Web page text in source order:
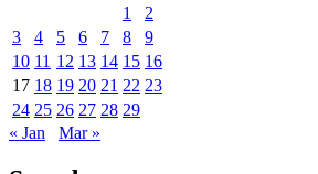
1
2
3
4 5 6 7 8
9
10 11 12 13 14 15 16
17 18 19 20 21 22 23
24 25 26 27 28 29
« Jan
Mar »